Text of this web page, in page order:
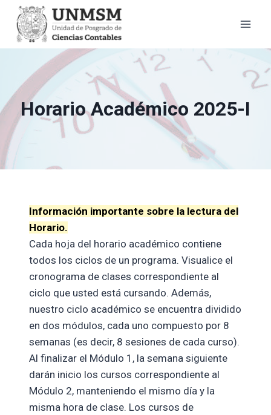
Saltar
contenido
Horario Académico 2025-I
Información importante sobre la lectura del
Horario.
Cada hoja del horario académico contiene
todos los ciclos de un programa. Visualice el
cronograma de clases correspondiente al
ciclo que usted está cursando. Además,
nuestro ciclo académico se encuentra dividido
en dos módulos, cada uno compuesto por 8
semanas (es decir, 8 sesiones de cada curso).
Al finalizar el Módulo 1, la semana siguiente
darán inicio los cursos correspondiente al
Módulo 2, manteniendo el mismo día y la
misma hora de clase. Los cursos de